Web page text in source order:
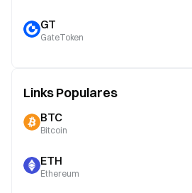
GT
GateToken
Links Populares
BTC
Bitcoin
ETH
Ethereum